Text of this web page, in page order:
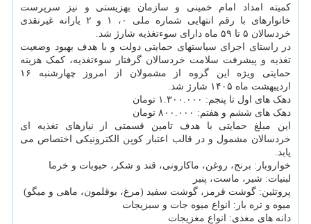
کمیته امداد امام خمینی و سازمان بهزیستی و نیز سرپرست
خانوارهای با رقم انتهایی شماره ملی ۰، ۱ و ۲ یارانه غیرنقدی
خردسالان ۵ تا ۵۹ ماه دارای سوءتغذیه شارژ شد.
در راستای اجرای سیاستهای حمایتی دولت و با هدف بهبود وضعیت
تغذیه و پیشرفت سلامت خردسالان گرفتار سوءتغذیه، کمک هزینه
حمایتی ویژه این گروه از مشمولان از امروز چهارشنبه ۱۶
اردیبهشت ماه ۱۴۰۵ شارژ شد.
دهک های اول تا پنجم: ۱.۳۰۰.۰۰۰ تومان
دهک های ششم و هفتم: ۸۰۰.۰۰۰ تومان
این مبلغ حمایتی با هدف تامین قسمتی از نیازهای تغذیه ای
خردسالان مشمول و در قالب اعتبار کوپن الکترونیکی اختصاص می
یابد.
خواروبار: برنج، روغن، ماکارونی، قند و شکر، حبوبات و خرما
لبنیات: شیر، ماست، پنیر
پروتئین: گوشت قرمز، گوشت سفید (مرغ، بوقلمون، ماهی و میگو)
میوه و تره بار: انواع میوه جات و سبزیجات
دانه های مغذی: انواع مغزیجات